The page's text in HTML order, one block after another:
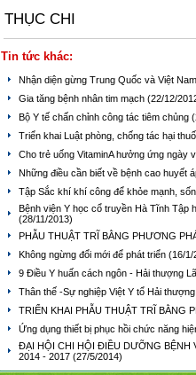
THỤC CHI
Tin tức khác:
Nhận diện gừng Trung Quốc và Việt
Gia tăng bệnh nhân tim mạch (22/12/
Bộ Y tế chấn chỉnh công tác tiêm chủng
Triển khai Luật phòng, chống tác hại
Cho trẻ uống VitaminA hưởng ứng ngày
Những điều cần biết về bệnh cao huyết
Tập Sắc khí khí công để khỏe mạnh,
Bệnh viện Y học cổ truyền Hà Tĩnh Tập
(28/11/2013)
PHẪU THUẬT TRĨ BẰNG PHƯƠNG
Không ngừng đổi mới để phát triển (16/1/
9 Điều Y huấn cách ngôn - Hải thượng
Thân thế -Sự nghiệp Việt Y tổ Hải
TRIỂN KHAI PHẪU THUẬT TRĨ BẰNG
Ứng dụng thiết bị phục hồi chức năng
ĐẠI HỘI CHI HỘI ĐIỀU DƯỠNG BỆNH
2014 - 2017 (27/5/2014)